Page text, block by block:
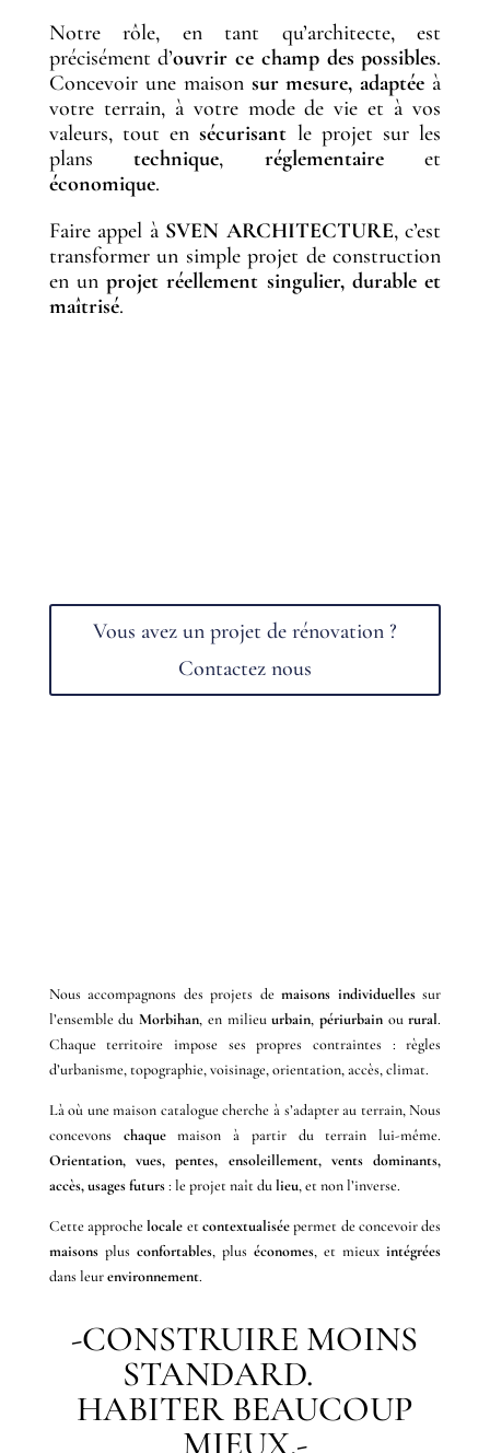
Notre rôle, en tant qu’architecte, est
précisément d’ouvrir ce champ des possibles.
Concevoir une maison sur mesure, adaptée à
votre terrain, à votre mode de vie et à vos
valeurs, tout ensécurisant le projet sur les
planstechnique, réglementaireet
économique.
Faire appel à SVEN ARCHITECTURE, c’est
transformer un simple projet de construction
en unprojet réellement singulier, durable et
maîtrisé.
Vous avez un projet de rénovation ?
Contactez nous
Nous accompagnons des projets demaisons individuellessur
l’ensemble duMorbihan, en milieuurbain, périurbainourural.
Chaque territoire impose ses propres contraintes : règles
d’urbanisme, topographie, voisinage, orientation, accès, climat.
Là où une maison catalogue cherche à s’adapter au terrain, Nous
concevons chaquemaison à partir du terrain lui-même.
Orientation, vues, pentes, ensoleillement, vents dominants,
accès, usages futurs: le projet naît dulieu, et non l’inverse.
Cette approchelocale etcontextualiséepermet de concevoir des
maisonsplus confortables, pluséconomes, et mieuxintégrées
dans leurenvironnement.
-CONSTRUIRE MOINS
STANDARD.
HABITER BEAUCOUP
MIEUX.-